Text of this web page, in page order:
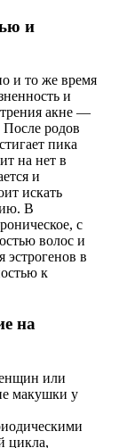
и
и то же время
и
акне —
После родов
пика
на нет в
и
искать
В
с
волос и
в
к
на
или
макушки у
цикла,